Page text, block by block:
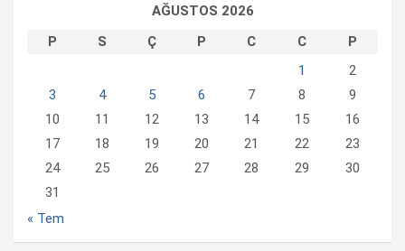
AĞUSTOS 2026
P
S Ç P C C
P
1
2
3
4 5 6 7 8
9
10
11 12 13 14 15
16
17
18 19 20 21 22
23
24
25 26 27 28 29
30
31
« Tem